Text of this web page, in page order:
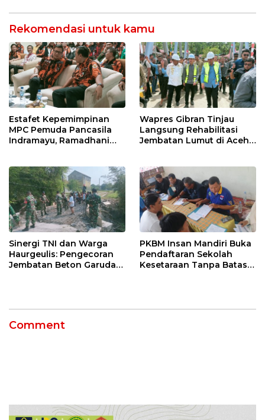
Indramayu
Rekomendasi untuk kamu
Estafet Kepemimpinan
MPC Pemuda Pancasila
Indramayu, Ramadhani
Muscablub
Wapres Gibran Tinjau
Langsung Rehabilitasi
Jembatan Lumut di Aceh
Sinergi TNI dan Warga
Haurgeulis: Pengecoran
Jembatan Beton Garuda
PKBM Insan Mandiri Buka
Pendaftaran Sekolah
Kesetaraan Tanpa Batas
Comment